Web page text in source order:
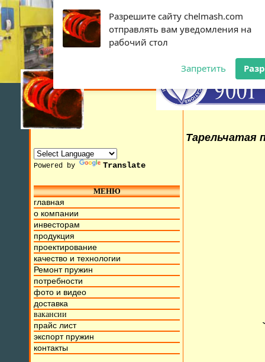
Разрешите сайту chelmash.com
отправлять вам уведомления на
рабочий стол
Запретить
Powered by Translate
МЕНЮ
главная
о компании
инвесторам
продукция
проектирование
качество и технологии
Ремонт пружин
потребности
фото и видео
доставка
вакансии
прайс лист
экспорт пружин
контакты
Тарельчатая
Мы находимся на ул. Труда, д.17. Бесплатный номер